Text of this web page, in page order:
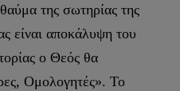
της σωτηρίας της
είναι αποκάλυψη του
ο Θεός θα
Ομολογητές». Το